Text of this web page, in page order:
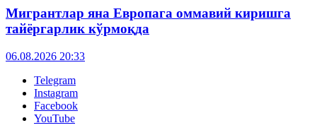
Мигрантлар яна Европага оммавий киришга
тайёргарлик кўрмоқда
06.08.2026 20:33
Telegram
Instagram
Facebook
YouTube